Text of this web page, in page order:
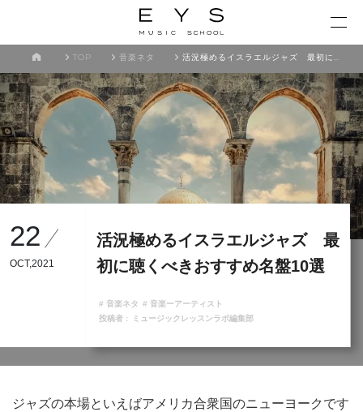
TOP 音楽ネタ 活況極めるイスラエルジャズ 最初に聴くべきおすすめ名盤10選
22
OCT,2021
活況極めるイスラエルジャズ 最
初に聴くべきおすすめ名盤10選
# 音楽ネタ # 音楽ーアーティスト
投稿者 :
ミュージックレッスンラボ編集部
ジャズの本場といえばアメリカ合衆国のニューヨークです